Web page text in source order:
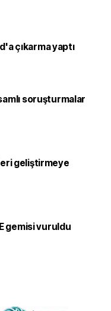
çıkarma yaptı
soruşturmalar
geliştirmeye
gemisi vuruldu